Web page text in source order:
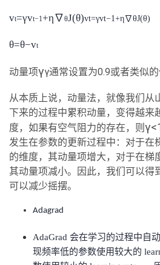
vt=γvt−1+η∇θJ(θ)vt=γvt−1+η∇θJ(θ)
θ=θ−vt
动量项γγ通常设置为0.9或者类似的
从本质上说，动量法，就像我们从
下来的过程中累积动量，变得越来
度，如果有空气阻力的存在，则
发生在参数的更新过程中：对于在
的维度，其动量项增大，对于在梯
其动量项减小。因此，我们可以得
可以减少摇摆。
Adagrad
AdaGrad 会在学习的过程中自
现频率低的参数使用较大的